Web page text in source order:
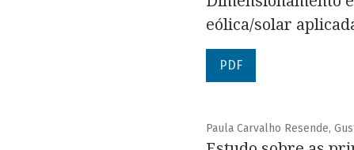
eólica/solar
PDF
Paula Carvalho Resende,